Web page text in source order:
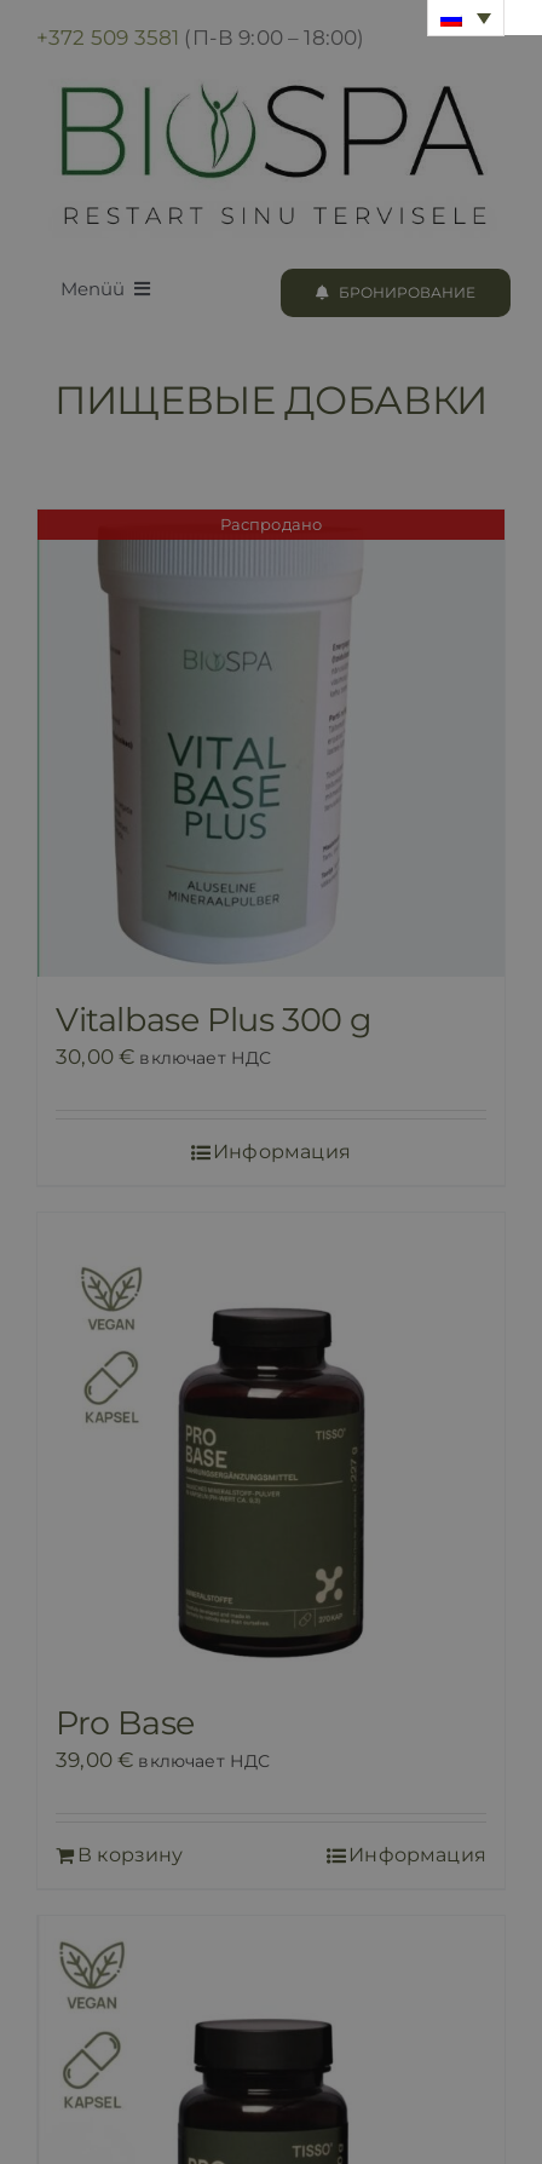
content
+372 509 3581 (П-В 9:00 – 18:00)
Menüü
БРОНИРОВАНИЕ
ПРАЙС-ЛИСТ
КОНТАКТ
БРОНИРОВАНИЕ
ПИЩЕВЫЕ ДОБАВКИ
Распродано
Vitalbase Plus 300 g
30,00€ включает НДС
Информация
Pro Base
39,00€ включает НДС
В корзину Информация